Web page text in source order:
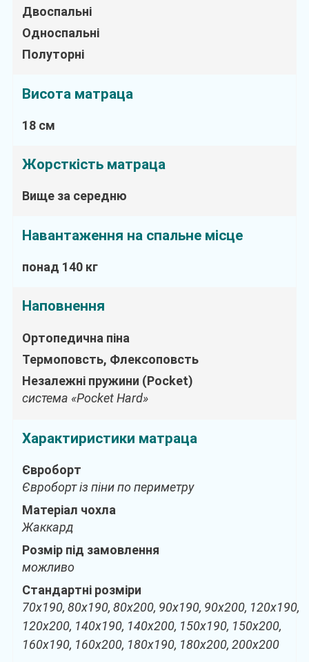
Двоспальні
Односпальні
Полуторні
Висота матраца
18 см
Жорсткість матраца
Вище за середню
Навантаження на спальне місце
понад 140 кг
Наповнення
Ортопедична піна
Термоповсть, Флексоповсть
Незалежні пружини (Pocket)
система «Pocket Hard»
Характиристики матраца
Євроборт
Євроборт із піни по периметру
Матеріал чохла
Жаккард
Розмір під замовлення
можливо
Стандартні розміри
70х190, 80х190, 80х200, 90х190, 90х200, 120х190,
120х200, 140х190, 140х200, 150х190, 150х200,
160х190, 160х200, 180х190, 180х200, 200х200